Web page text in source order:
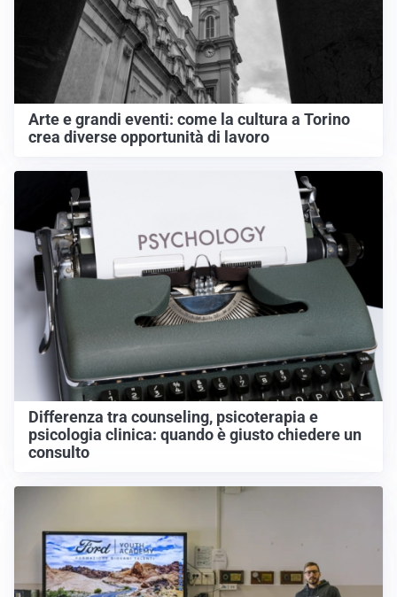
Arte e grandi eventi: come la cultura a Torino
crea diverse opportunità di lavoro
Differenza tra counseling, psicoterapia e
psicologia clinica: quando è giusto chiedere un
consulto